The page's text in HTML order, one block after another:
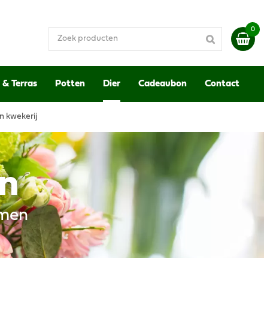
& Terras Potten Dier Cadeaubon Contact
kwekerij